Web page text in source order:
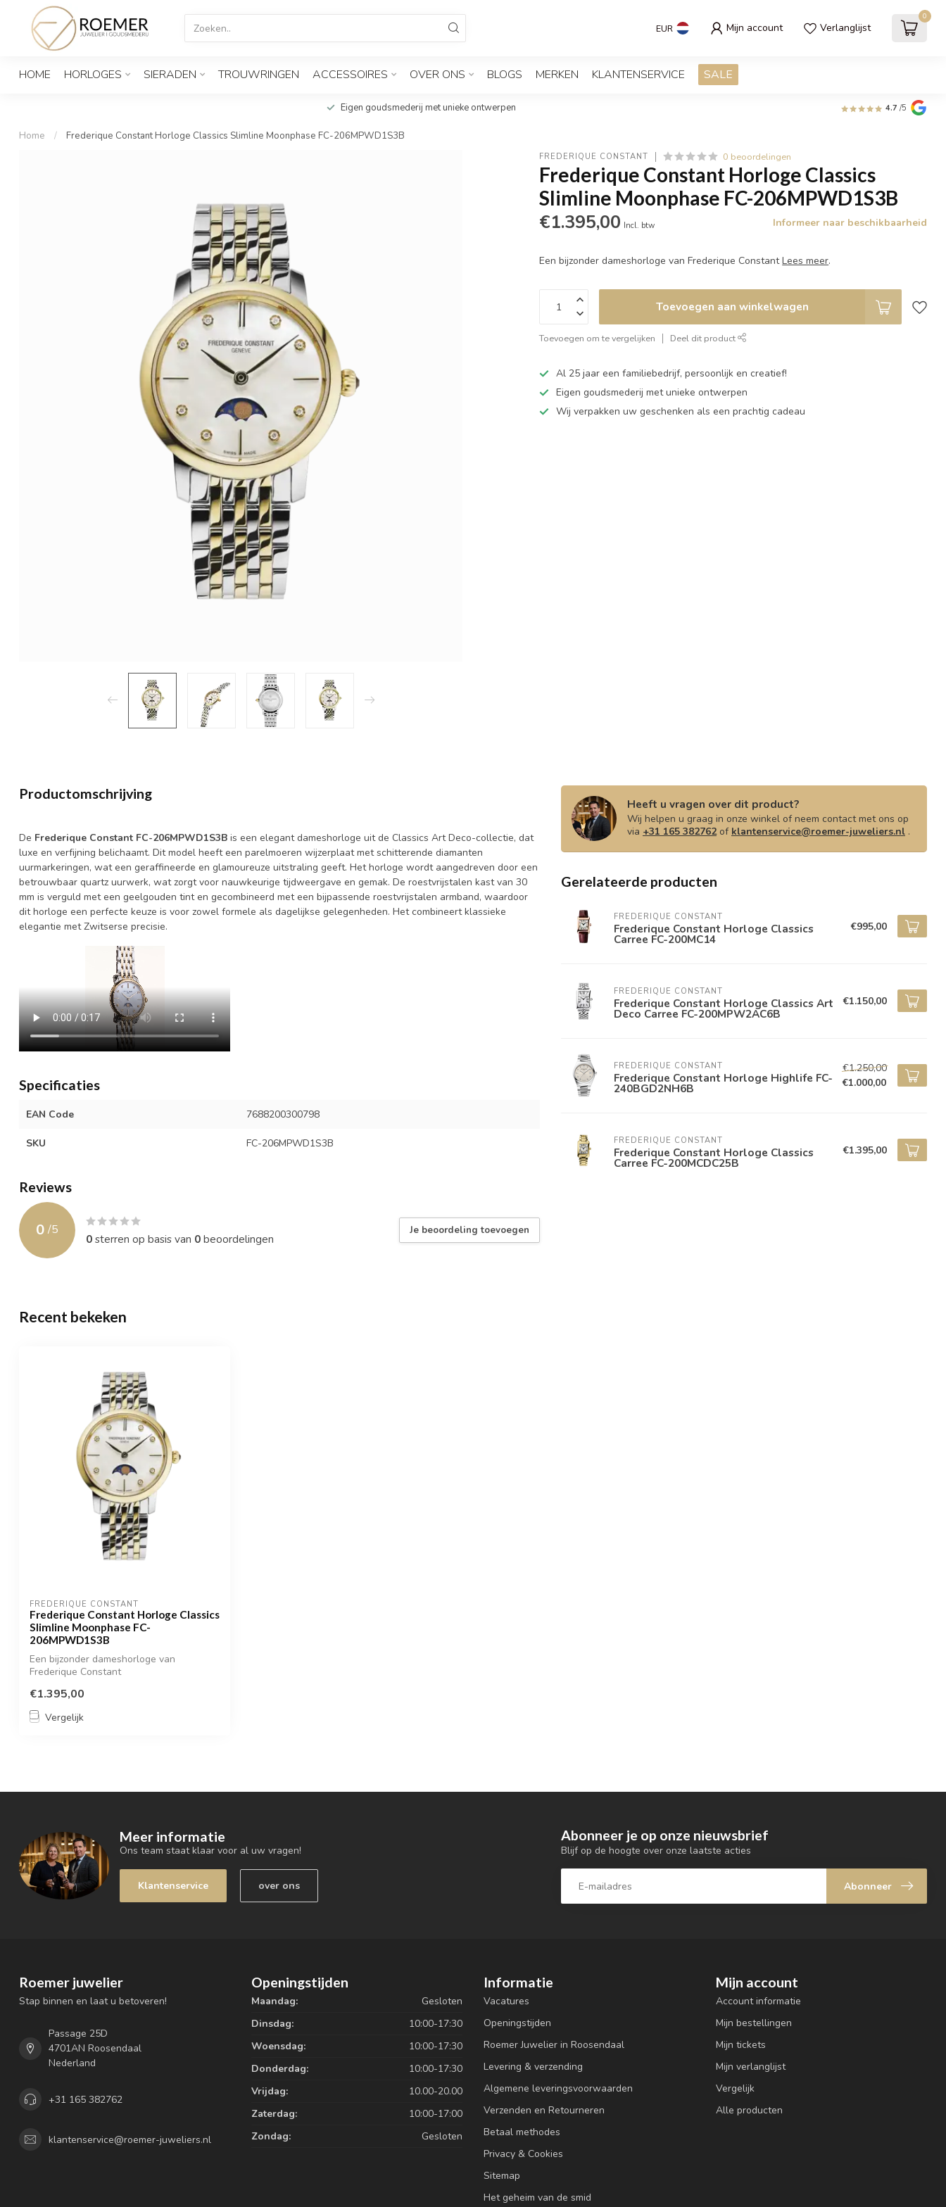
EUR Mijn account Verlanglijst
0
HOME HORLOGES SIERADEN TROUWRINGEN ACCESSOIRES OVER ONS BLOGS MERKEN KLANTENSERVICE SALE
Eigen goudsmederij met unieke ontwerpen 4.7 /5
Home / Frederique Constant Horloge Classics Slimline Moonphase FC-206MPWD1S3B
FREDERIQUE CONSTANT 0 beoordelingen
Frederique Constant Horloge Classics
Slimline Moonphase FC-206MPWD1S3B
€1.395,00 Incl. btw Informeer naar beschikbaarheid
Een bijzonder dameshorloge van Frederique ConstantLees meer.
Toevoegen aan winkelwagen
Toevoegen om te vergelijken Deel dit product
Al 25 jaar een familiebedrijf, persoonlijk en creatief!
Eigen goudsmederij met unieke ontwerpen
Wij verpakken uw geschenken als een prachtig cadeau
Productomschrijving
De Frederique Constant FC-206MPWD1S3B is een elegant dameshorloge uit de Classics Art Deco-collectie, dat
luxe en verfijning belichaamt. Dit model heeft een parelmoeren wijzerplaat met schitterende diamanten
uurmarkeringen, wat een geraffineerde en glamoureuze uitstraling geeft. Het horloge wordt aangedreven door een
betrouwbaar quartz uurwerk, wat zorgt voor nauwkeurige tijdweergave en gemak. De roestvrijstalen kast van 30
mm is verguld met een geelgouden tint en gecombineerd met een bijpassende roestvrijstalen armband, waardoor
dit horloge een perfecte keuze is voor zowel formele als dagelijkse gelegenheden. Het combineert klassieke
elegantie met Zwitserse precisie.
Specificaties
EAN Code 7688200300798
SKU FC-206MPWD1S3B
Reviews
0 /5
0sterren op basis van 0beoordelingen
Je beoordeling toevoegen
Heeft u vragen over dit product?
Wij helpen u graag in onze winkel of neem contact met ons op
via +31 165 382762of klantenservice@roemer-juweliers.nl .
Gerelateerde producten
FREDERIQUE CONSTANT
Frederique Constant Horloge Classics
Carree FC-200MC14
€995,00
FREDERIQUE CONSTANT
Frederique Constant Horloge Classics Art
Deco Carree FC-200MPW2AC6B
€1.150,00
FREDERIQUE CONSTANT
Frederique Constant Horloge Highlife FC-
240BGD2NH6B
€1.250,00
€1.000,00
FREDERIQUE CONSTANT
Frederique Constant Horloge Classics
Carree FC-200MCDC25B
€1.395,00
Recent bekeken
FREDERIQUE CONSTANT
Frederique Constant Horloge Classics
Slimline Moonphase FC-
206MPWD1S3B
Een bijzonder dameshorloge van
Frederique Constant
€1.395,00
Vergelijk
Meer informatie
Ons team staat klaar voor al uw vragen!
Klantenservice over ons
Abonneer je op onze nieuwsbrief
Blijf op de hoogte over onze laatste acties
Abonneer
Roemer juwelier
Stap binnen en laat u betoveren!
Passage 25D
4701AN Roosendaal
Nederland
+31 165 382762
klantenservice@roemer-juweliers.nl
Openingstijden
Maandag:
Gesloten
Dinsdag:
10:00-17:30
Woensdag:
10:00-17:30
Donderdag:
10:00-17:30
Vrijdag:
10.00-20.00
Zaterdag:
10:00-17:00
Zondag:
Gesloten
Informatie
Vacatures
Openingstijden
Roemer Juwelier in Roosendaal
Levering & verzending
Algemene leveringsvoorwaarden
Verzenden en Retourneren
Betaal methodes
Privacy & Cookies
Sitemap
Het geheim van de smid
Mijn account
Account informatie
Mijn bestellingen
Mijn tickets
Mijn verlanglijst
Vergelijk
Alle producten